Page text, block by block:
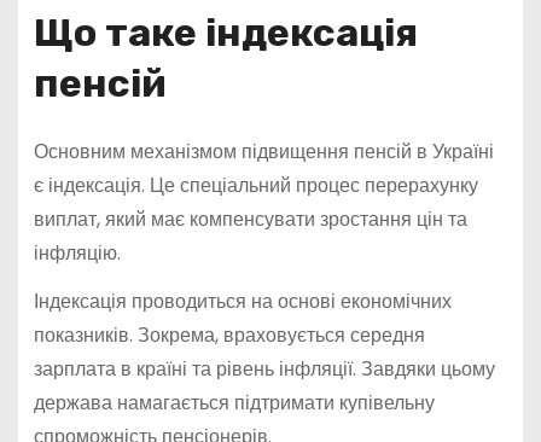
Що таке індексація
пенсій
Основним механізмом підвищення пенсій в Україні
є індексація. Це спеціальний процес перерахунку
виплат, який має компенсувати зростання цін та
інфляцію.
Індексація проводиться на основі економічних
показників. Зокрема, враховується середня
зарплата в країні та рівень інфляції. Завдяки цьому
держава намагається підтримати купівельну